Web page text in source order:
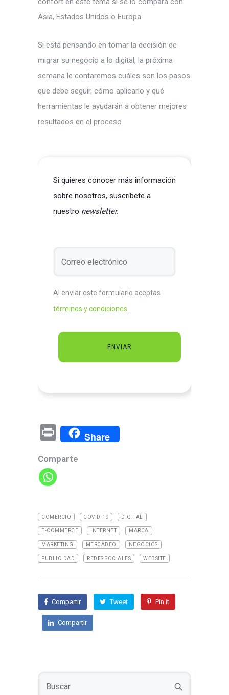
Asia, Estados Unidos o Europa.
Si está pensando en tomar la decisión de
migrar su negocio a lo digital, la próxima
semana le contaremos cuáles son los pasos
que debe seguir, cómo aplicarlo y qué
herramientas le ayudarán a obtener mejores
resultados en el proceso.
Si quieres conocer más información
sobre nosotros, suscríbete a
nuestro newsletter.
Al enviar este formulario aceptas
términos y condiciones
Pr
in
t
Share
Comparte
COMERCIO COVID-19 DIGITAL
E-COMMERCE INTERNET MARCA
MARKETING MERCADEO NEGOCIOS
PUBLICIDAD REDES SOCIALES WEBSITE
Compartir Tweet Pin it
Compartir